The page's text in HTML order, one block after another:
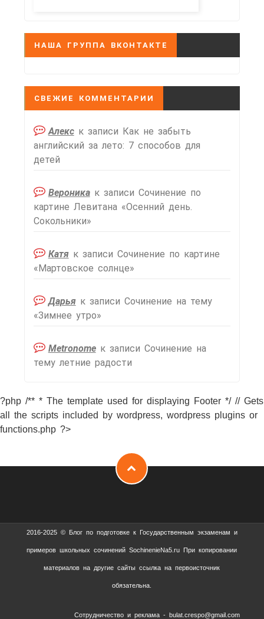
НАША ГРУППА ВКОНТАКТЕ
СВЕЖИЕ КОММЕНТАРИИ
Алекск записи Как не забыть
английский за лето: 7 способов для
детей
Вероникак записи Сочинение по
картине Левитана «Осенний день.
Сокольники»
Катяк записи Сочинение по картине
«Мартовское солнце»
Дарьяк записи Сочинение на тему
«Зимнее утро»
Metronomeк записи Сочинение на
тему летние радости
?php /** * The template used for displaying Footer */ // Gets
all the scripts included by wordpress, wordpress plugins or
functions.php ?>
2016-2025 © Блог по подготовке к Государственным экзаменам и
примеров школьных сочинений SochinenieNa5.ru При копировании
материалов на другие сайты ссылка на первоисточник
обязательна.
Сотрудничество и реклама - bulat.crespo@gmail.com